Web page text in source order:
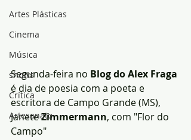
Artes Plásticas
Cinema
Música
shows
Crítica
Artesanato
Segunda-feira no Blog do Alex Fraga
é dia de poesia com a poeta e
escritora de Campo Grande (MS),
Janete Zimmermann, com "Flor do
Campo"